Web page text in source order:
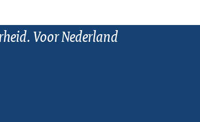
Voor Nederland